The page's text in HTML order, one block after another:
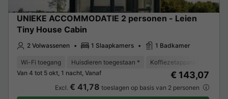
UNIEKE ACCOMMODATIE 2 personen - Leien
Tiny House Cabin
2 Volwassenen 1 Slaapkamers 1 Badkamer
Wi-Fi toegang Huisdieren toegestaan * Koffiezetapparaat
Van 4 tot 5 okt, 1 nacht, Vanaf
€ 143,07
Excl. € 41,78 toeslagen op basis van 2 personen